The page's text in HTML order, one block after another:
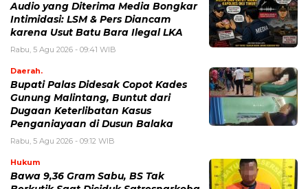
Audio yang Diterima Media Bongkar
Intimidasi: LSM & Pers Diancam
karena Usut Batu Bara Ilegal LKA
Rabu, 5 Agu 2026 - 09:41 WIB
Daerah.
Bupati Palas Didesak Copot Kades
Gunung Malintang, Buntut dari
Dugaan Keterlibatan Kasus
Penganiayaan di Dusun Balaka
Rabu, 5 Agu 2026 - 09:12 WIB
Hukum
Bawa 9,36 Gram Sabu, BS Tak